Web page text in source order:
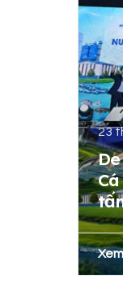
23